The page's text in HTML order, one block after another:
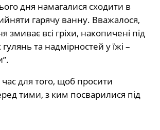
дня намагалися сходити в
гарячу ванну. Вважалося,
змиває всі гріхи, накопичені під
та надмірностей у їжі –
для того, щоб просити
тими, з ким посварилися під